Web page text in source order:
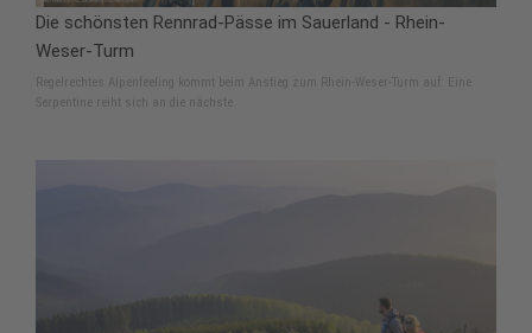
Die schönsten Rennrad-Pässe im Sauerland - Rhein-
Weser-Turm
Regelrechtes Alpenfeeling kommt beim Anstieg zum Rhein-Weser-Turm auf: Eine
Serpentine reiht sich an die nächste.